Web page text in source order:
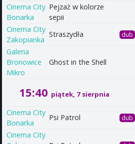
Cinema City
Bonarka
Pejzaż w kolorze
sepii
Cinema City
Zakopianka
Straszydła dub
Galeria
Bronowice
Mikro
Ghost in the Shell
15:40 piątek, 7 sierpnia
Cinema City
Bonarka
Psi Patrol dub
Cinema City